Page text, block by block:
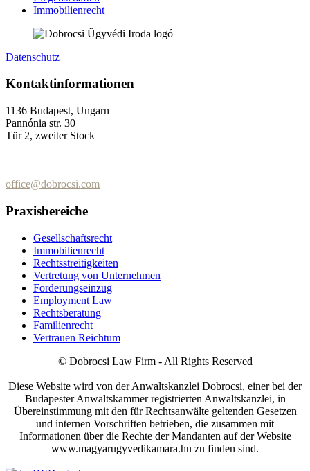
Immobilienrecht
Datenschutz
Kontaktinformationen
1136 Budapest, Ungarn
Pannónia str. 30
Tür 2, zweiter Stock
office@dobrocsi.com
Praxisbereiche
Gesellschaftsrecht
Immobilienrecht
Rechtsstreitigkeiten
Vertretung von Unternehmen
Forderungseinzug
Employment Law
Rechtsberatung
Familienrecht
Vertrauen Reichtum
© Dobrocsi Law Firm - All Rights Reserved
Diese Website wird von der Anwaltskanzlei Dobrocsi, einer bei der
Budapester Anwaltskammer registrierten Anwaltskanzlei, in
Übereinstimmung mit den für Rechtsanwälte geltenden Gesetzen
und internen Vorschriften betrieben, die zusammen mit
Informationen über die Rechte der Mandanten auf der Website
www.magyarugyvedikamara.hu zu finden sind.